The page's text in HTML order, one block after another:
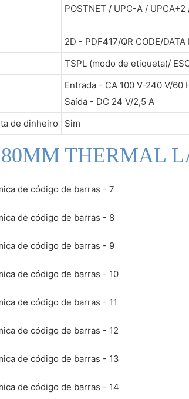
POSTNET / UPC-A /
2D - PDF417/QR CODE/DATA
TSPL (modo de etiqueta)/
Entrada - CA 100 V-240 V/60
Saída - DC 24 V/2,5 A
de dinheiro
Sim
THERMAL